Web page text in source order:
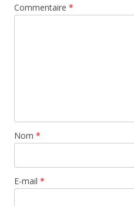
Commentaire *
Nom *
E-mail *